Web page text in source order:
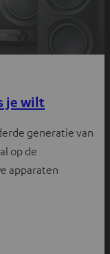
je wilt
generatie van
op de
apparaten